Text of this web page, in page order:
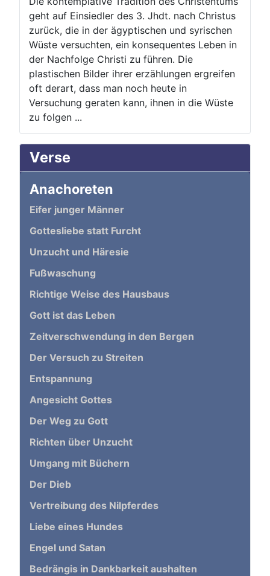
geht auf Einsiedler des 3. Jhdt. nach Christus
zurück, die in der ägyptischen und syrischen
Wüste versuchten, ein konsequentes Leben in
der Nachfolge Christi zu führen. Die
plastischen Bilder ihrer erzählungen ergreifen
oft derart, dass man noch heute in
Versuchung geraten kann, ihnen in die Wüste
zu folgen ...
Verse
Anachoreten
Eifer junger Männer
Gottesliebe statt Furcht
Unzucht und Häresie
Fußwaschung
Richtige Weise des Hausbaus
Gott ist das Leben
Zeitverschwendung in den Bergen
Der Versuch zu Streiten
Entspannung
Angesicht Gottes
Der Weg zu Gott
Richten über Unzucht
Umgang mit Büchern
Der Dieb
Vertreibung des Nilpferdes
Liebe eines Hundes
Engel und Satan
Bedrängis in Dankbarkeit aushalten